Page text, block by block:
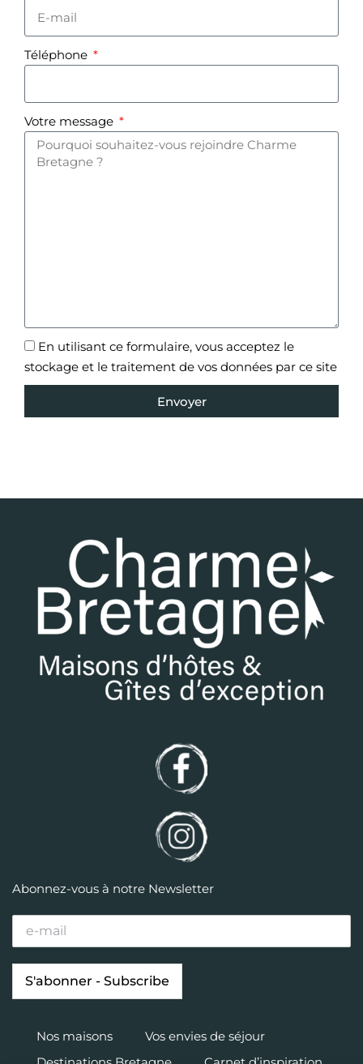
Téléphone
Votre message
En utilisant ce formulaire, vous acceptez le
stockage et le traitement de vos données par ce site
Envoyer
Abonnez-vous à notre Newsletter
Nos maisons
Vos envies de séjour